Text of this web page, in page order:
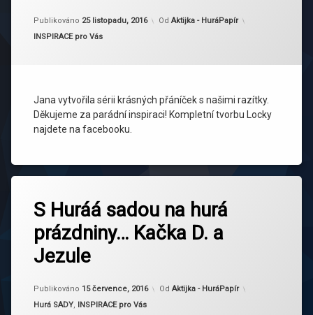
Publikováno 25 listopadu, 2016
Aktualizováno 25 listopadu, 2016
Od Aktijka - HuráPapír
Kategorie:
INSPIRACE pro Vás
Jana vytvořila sérii krásných přáníček s našimi razítky.
Děkujeme za parádní inspiraci! Kompletní tvorbu Locky
najdete na facebooku.
S Huráá sadou na hurá
prázdniny… Kačka D. a
Jezule
Publikováno 15 července, 2016
Aktualizováno 15 července, 2016
Od Aktijka - HuráPapír
Kategorie:
Hurá SADY, INSPIRACE pro Vás